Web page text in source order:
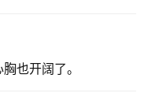
也开阔了。